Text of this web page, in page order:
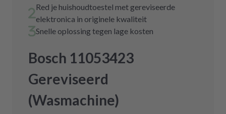
Red je huishoudtoestel met gereviseerde
elektronica in originele kwaliteit
Snelle oplossing tegen lage kosten
Bosch 11053423
Gereviseerd
(Wasmachine)